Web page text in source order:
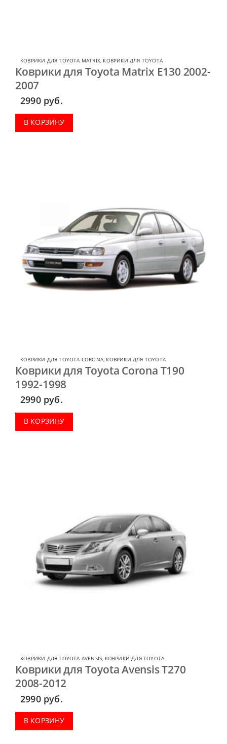
КОВРИКИ ДЛЯ TOYOTA MATRIX, КОВРИКИ ДЛЯ TOYOTA
Коврики для Toyota Matrix E130 2002-
2007
2990 руб.
В КОРЗИНУ
КОВРИКИ ДЛЯ TOYOTA CORONA, КОВРИКИ ДЛЯ TOYOTA
Коврики для Toyota Corona T190
1992-1998
2990 руб.
В КОРЗИНУ
КОВРИКИ ДЛЯ TOYOTA AVENSIS, КОВРИКИ ДЛЯ TOYOTA
Коврики для Toyota Avensis T270
2008-2012
2990 руб.
В КОРЗИНУ